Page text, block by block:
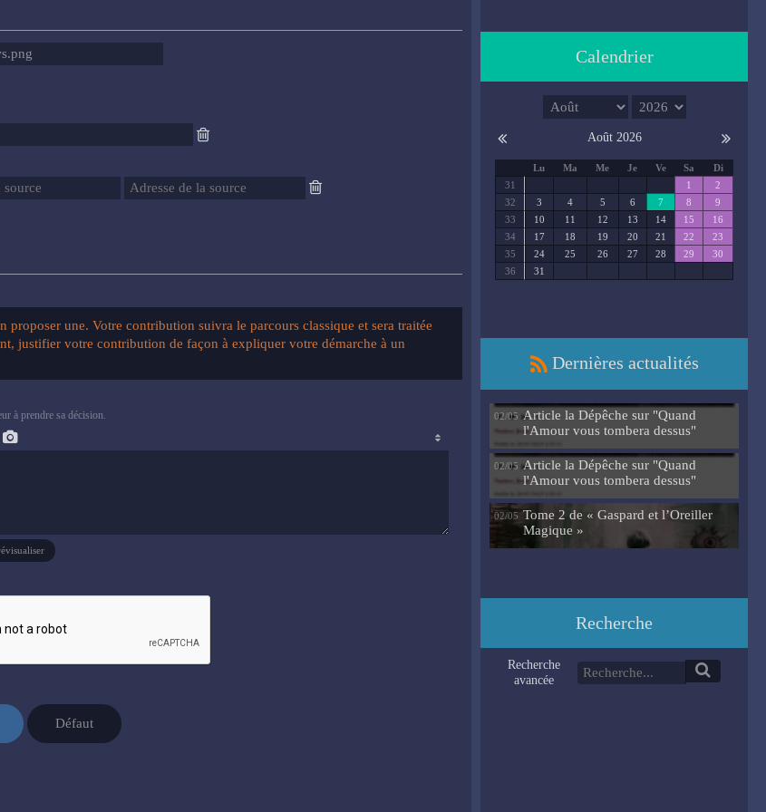
proposer une. Votre contribution suivra le parcours classique et sera traitée
justifier votre contribution de façon à expliquer votre démarche à un
à prendre sa décision.
Défaut
Calendrier
Août 2026
Lu Ma Me Je Ve Sa
Di
31
1
2
32
3 4 5 6 7 8
9
33
10 11 12 13 14 15
16
34
17 18 19 20 21 22
23
35
24 25 26 27 28 29
30
36
31
Dernières actualités
02/05 Article la Dépêche sur "Quand
l'Amour vous tombera dessus"
02/05 Article la Dépêche sur "Quand
l'Amour vous tombera dessus"
02/05 Tome 2 de « Gaspard et l’Oreiller
Magique »
Recherche
Recherche
avancée